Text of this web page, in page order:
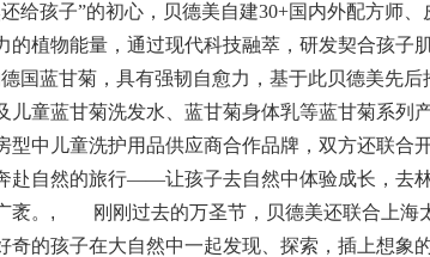
给孩子”的初心，贝德美自建30+国内外配方师
的植物能量，通过现代科技融萃，研发契合孩子
国蓝甘菊，具有强韧自愈力，基于此贝德美先
儿童蓝甘菊洗发水、蓝甘菊身体乳等蓝甘菊系列
型中儿童洗护用品供应商合作品牌，双方还联合
赴自然的旅行——让孩子去自然中体验成长，去
袤。 , 刚刚过去的万圣节，贝德美还联合上海
奇的孩子在大自然中一起发现、探索，插上想象的